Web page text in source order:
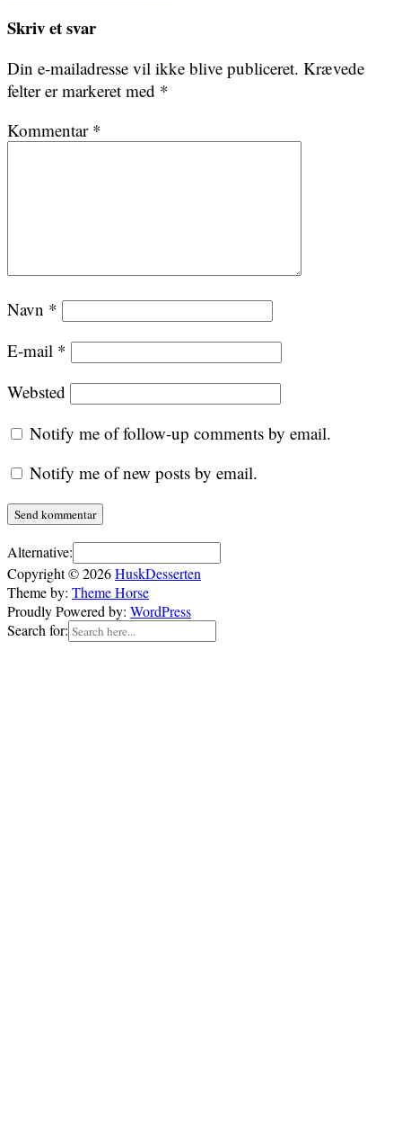
Skriv et svar
Din e-mailadresse vil ikke blive publiceret. Krævede
felter er markeret med *
Kommentar *
Navn *
E-mail *
Websted
Notify me of follow-up comments by email.
Notify me of new posts by email.
Alternative:
Copyright © 2026HuskDesserten
Theme by: Theme Horse
Proudly Powered by: WordPress
Search for: